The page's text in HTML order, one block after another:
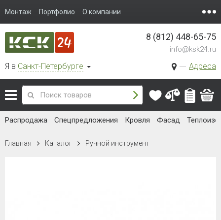
Монтаж Портфолио О компании
Я в Санкт-Петербурге Адреса
8 (812) 448-65-75
info@ksk24.ru
Распродажа Спецпредложения Кровля Фасад
Главная Каталог Ручной инструмент